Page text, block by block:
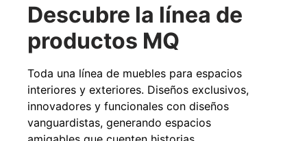
Descubre la línea de
productos MQ
Toda una línea de muebles para espacios
interiores y exteriores. Diseños exclusivos,
innovadores y funcionales con diseños
vanguardistas, generando espacios
Pasto sintético ornamental
Importado USA: Paradise
densidad 42mm Rollo
4,57*15,24mts
$1.427.544
Leer más
2,5mts
$1.875.535
$1.167.990